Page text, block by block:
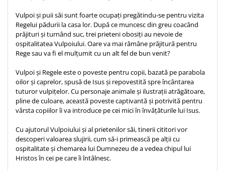
Marturii
Romane
Meditatii
Pedagogie
Poezii
Reviste
Sanatate
Teologie
A doua venire
Apologetica
Dogmatica
Sticle apa
Suport pentru pahar
Tablouri
Termos
Vulpoi și puii săi sunt foarte ocupați pregătindu-se pentru vizita
Regelui pădurii la casa lor. După ce muncesc din greu coacând
prăjituri și turnând suc, trei prieteni obosiți au nevoie de
ospitalitatea Vulpoiului. Oare va mai rămâne prăjitură pentru
Rege sau va fi el mulțumit cu un alt fel de bun venit?
Vulpoi și Regele este o poveste pentru copii, bazată pe parabola
oilor și caprelor, spusă de Isus și repovestită spre încântarea
tuturor vulpiţelor. Cu personaje animale și ilustrații atrăgătoare,
pline de culoare, această poveste captivantă și potrivită pentru
vârsta copiilor îi va introduce pe cei mici în învățăturile lui Isus.
Cu ajutorul Vulpoiului și al prietenilor săi, tinerii cititori vor
descoperi valoarea slujirii, cum să-i primească pe alții cu
ospitalitate și chemarea lui Dumnezeu de a vedea chipul lui
Hristos în cei pe care îi întâlnesc.